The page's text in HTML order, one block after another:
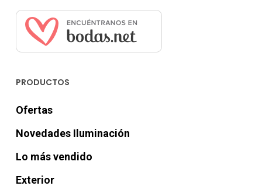
PRODUCTOS
Ofertas
Novedades Iluminación
Lo más vendido
Exterior